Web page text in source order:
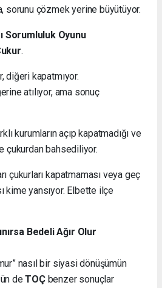
sorunu çözmek yerine büyütüyor.
Sorumluluk Oyunu
.
diğeri kapatmıyor.
atılıyor, ama sonuç
kurumların açıp kapatmadığı ve
çukurdan bahsediliyor.
çukurları kapatmaması veya geç
kime yansıyor. Elbette ilçe
Bedeli Ağır Olur
nasıl bir siyasi dönüşümün
deTOÇbenzer sonuçlar